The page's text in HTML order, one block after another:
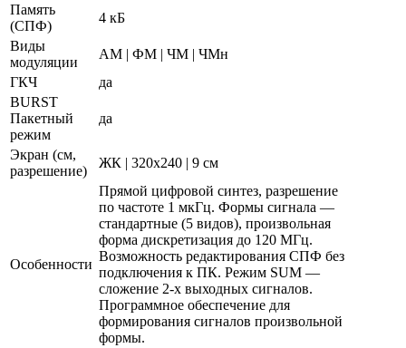
Память
(СПФ)
4 кБ
Виды
модуляции
АМ | ФМ | ЧМ | ЧМн
ГКЧ
да
BURST
Пакетный
режим
да
Экран (см,
разрешение)
ЖК | 320х240 | 9 см
Особенности
Прямой цифровой синтез, разрешение
по частоте 1 мкГц. Формы сигнала —
стандартные (5 видов), произвольная
форма дискретизация до 120 МГц.
Возможность редактирования СПФ без
подключения к ПК. Режим SUM —
сложение 2-х выходных сигналов.
Программное обеспечение для
формирования сигналов произвольной
формы.